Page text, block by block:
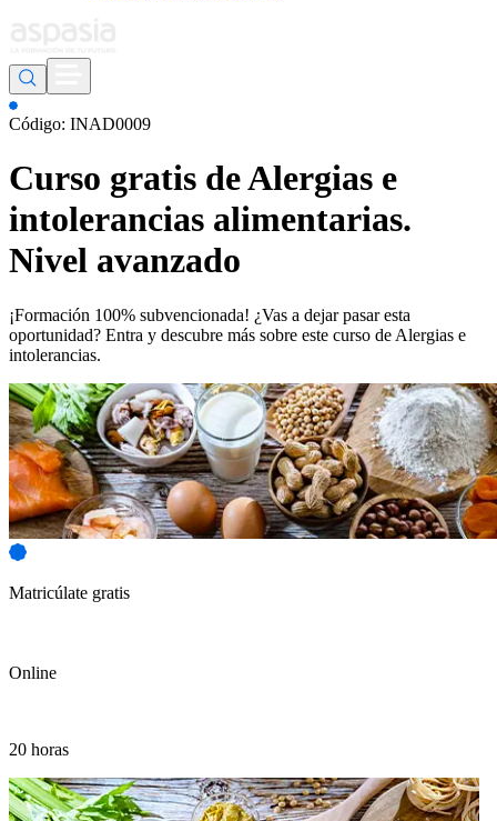
Código: INAD0009
Curso gratis deAlergias e
intolerancias alimentarias.
Nivel avanzado
¡Formación 100% subvencionada! ¿Vas a dejar pasar esta
oportunidad? Entra y descubre más sobre este curso de Alergias e
intolerancias.
Matricúlate gratis
Online
20 horas